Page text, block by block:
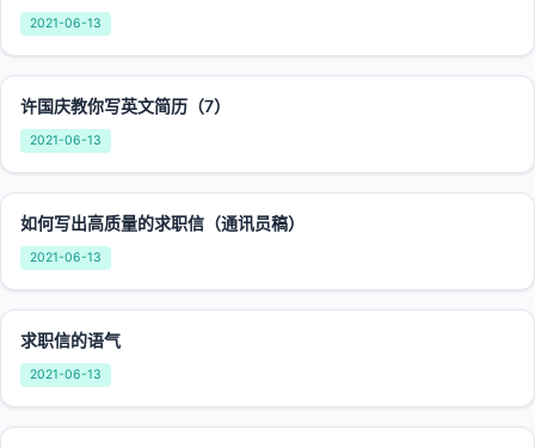
2021-06-13
许国庆教你写英文简历（7）
2021-06-13
如何写出高质量的求职信（通讯员稿）
2021-06-13
求职信的语气
2021-06-13